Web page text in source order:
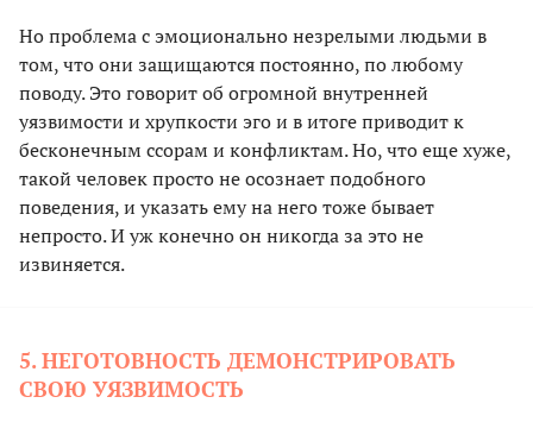
Но проблема с эмоционально незрелыми людьми в
том, что они защищаются постоянно, по любому
поводу. Это говорит об огромной внутренней
уязвимости и хрупкости эго и в итоге приводит к
бесконечным ссорам и конфликтам. Но, что еще хуже,
такой человек просто не осознает подобного
поведения, и указать ему на него тоже бывает
непросто. И уж конечно он никогда за это не
извиняется.
5. НЕГОТОВНОСТЬ ДЕМОНСТРИРОВАТЬ
СВОЮ УЯЗВИМОСТЬ